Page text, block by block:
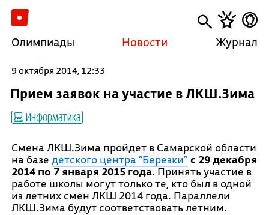
Олимпиады Новости Журнал
9 октября 2014, 12:33
Прием заявок на участие в ЛКШ.Зима
Информатика
Смена ЛКШ.Зима пройдет в Самарской области
на базе детского центра “Березки” c 29 декабря
2014 по 7 января 2015 года. Принять участие в
работе школы могут только те, кто был в одной
из летних смен ЛКШ 2014 года. Параллели
ЛКШ.Зима будут соответствовать летним.